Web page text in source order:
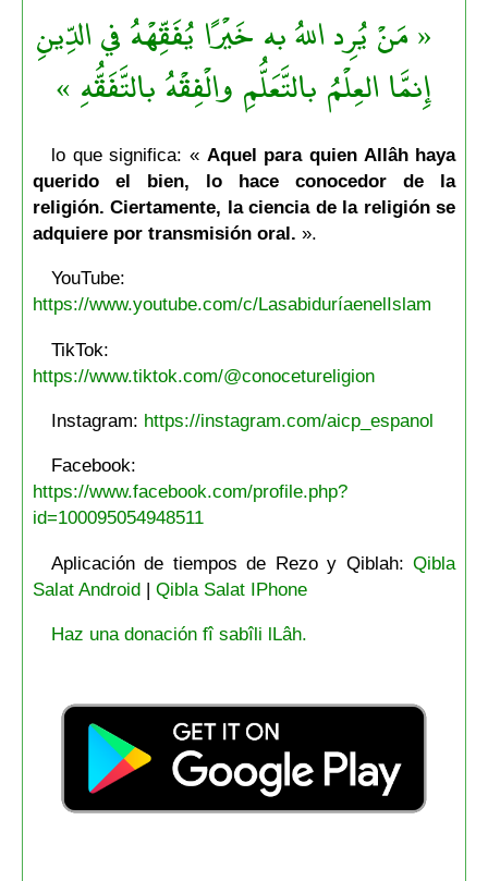
« مَنْ يُرِد اللهُ به خَيْرًا يُفَقِّهْهُ في الدِّينِ
إِنمَّا العِلْمُ بالتَّعَلُّمِ والْفِقْهُ بالتَّفَقُّهِ »
lo que significa: « Aquel para quien Allâh haya
querido el bien, lo hace conocedor de la
religión. Ciertamente, la ciencia de la religión se
adquiere por transmisión oral. ».
YouTube:
https://www.youtube.com/c/LasabiduríaenelIslam
TikTok:
https://www.tiktok.com/@conocetureligion
Instagram: https://instagram.com/aicp_espanol
Facebook:
https://www.facebook.com/profile.php?
id=100095054948511
Aplicación de tiempos de Rezo y Qiblah:Qibla
Salat Android| Qibla Salat IPhone
Haz una donación fî sabîli lLâh.